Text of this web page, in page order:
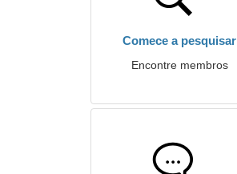
Comece a pesquisar
Encontre membros